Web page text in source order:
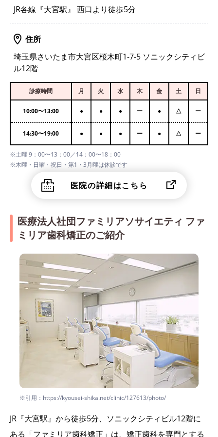
JR各線『大宮駅』 西口より徒歩5分
住所
埼玉県さいたま市大宮区桜木町1-7-5 ソニックシティビ
ル12階
診療時間 月 火 水 木 金 土 日
10:00〜13:00 ● ● ● ー ● △ ー
14:30〜19:00 ● ● ● ー ● △ ー
※土曜 9：00〜13：00／14：00〜18：00
※木曜・日曜・祝日・第1・3月曜は休診です
医院の詳細はこちら
医療法人社団ファミリアソサイエティ ファ
ミリア歯科矯正のご紹介
※引用：https://kyousei-shika.net/clinic/127613/photo/
JR『大宮駅』から徒歩5分、ソニックシティビル12階に
ある「ファミリア歯科矯正」は、矯正歯科を専門とする